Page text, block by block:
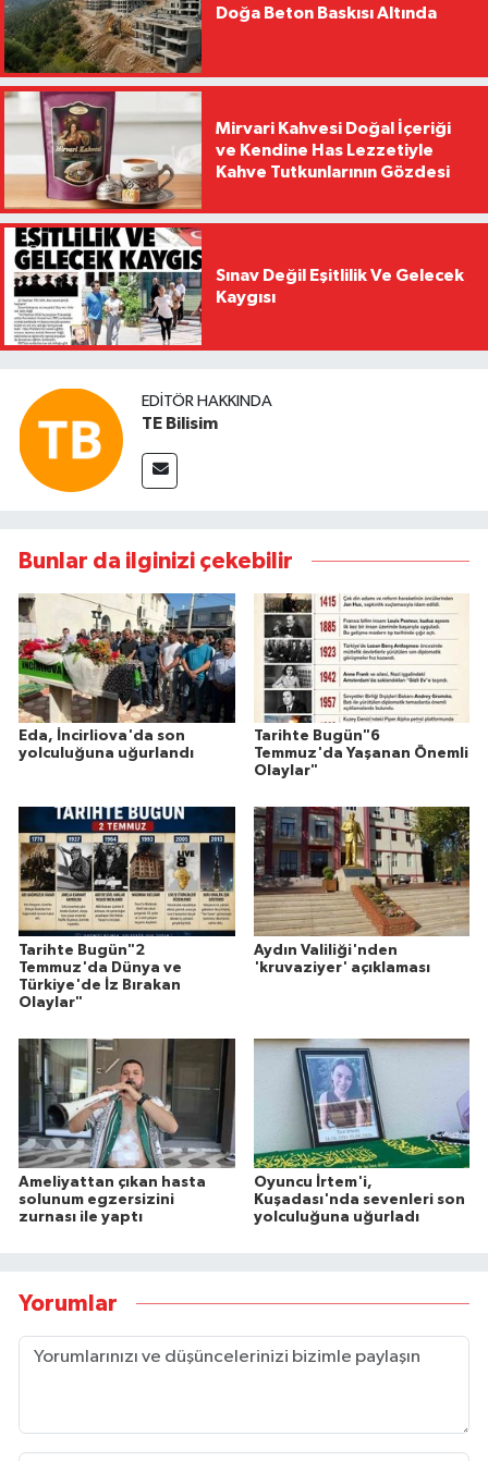
Doğa Beton Baskısı Altında
Mirvari Kahvesi Doğal İçeriği
ve Kendine Has Lezzetiyle
Kahve Tutkunlarının Gözdesi
Sınav Değil Eşitlilik Ve Gelecek
Kaygısı
EDITÖR HAKKINDA
TE Bilisim
Bunlar da ilginizi çekebilir
Eda, İncirliova'da son
yolculuğuna uğurlandı
Tarihte Bugün"6
Temmuz'da Yaşanan Önemli
Olaylar"
Tarihte Bugün"2
Temmuz'da Dünya ve
Türkiye'de İz Bırakan
Olaylar"
Aydın Valiliği'nden
'kruvaziyer' açıklaması
Ameliyattan çıkan hasta
solunum egzersizini
zurnası ile yaptı
Oyuncu İrtem'i,
Kuşadası'nda sevenleri son
yolculuğuna uğurladı
Yorumlar